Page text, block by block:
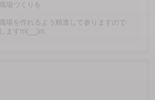
場づくりを
場を作れるよう精進して参りますので
ますm(__)m